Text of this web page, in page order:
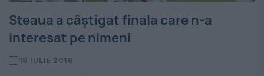
Steaua a câștigat finala care n-a
interesat pe nimeni
19 IULIE 2016